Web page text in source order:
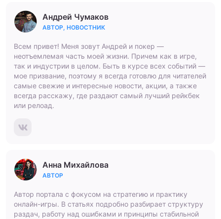
Андрей Чумаков
АВТОР, НОВОСТНИК
Всем привет! Меня зовут Андрей и покер —
неотъемлемая часть моей жизни. Причем как в игре,
так и индустрии в целом. Быть в курсе всех событий —
мое призвание, поэтому я всегда готовлю для читателей
самые свежие и интересные новости, акции, а также
всегда расскажу, где раздают самый лучший рейкбек
или релоад.
Анна Михайлова
АВТОР
Автор портала с фокусом на стратегию и практику
онлайн-игры. В статьях подробно разбирает структуру
раздач, работу над ошибками и принципы стабильной